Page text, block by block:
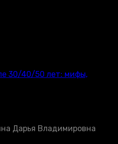
30/40/50 лет: мифы,
Дарья Владимировна